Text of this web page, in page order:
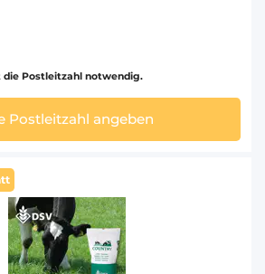
die Postleitzahl notwendig.
Postleitzahl angeben